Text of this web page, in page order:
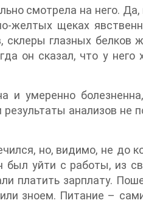
смотрела на него.
желтых щеках
глазных белков
он сказал, что у него
и умеренно
анализов не
но, видимо, не до
уйти с работы, из
платить зарплату.
зноем. Питание –